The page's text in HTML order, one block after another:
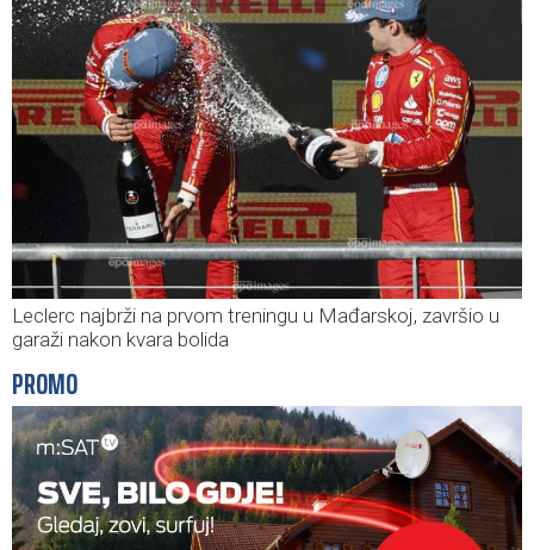
Leclerc najbrži na prvom treningu u Mađarskoj, završio u
garaži nakon kvara bolida
PROMO